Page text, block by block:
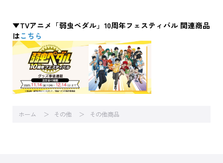
▼TVアニメ「弱虫ペダル」10周年フェスティバル 関連商品
はこちら
ホーム その他 その他商品